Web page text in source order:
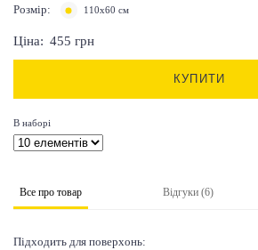
Розмір: 110х60 см
Ціна: 455 грн
КУПИТИ
В наборі
Все про товар Відгуки (6)
Підходить для поверхонь: